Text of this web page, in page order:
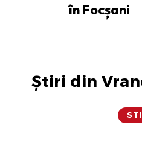
în Focșani
Știri din